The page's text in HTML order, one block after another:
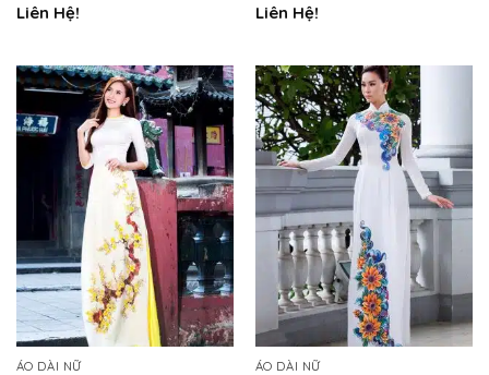
Liên Hệ! Liên Hệ!
ÁO DÀI NỮ ÁO DÀI NỮ